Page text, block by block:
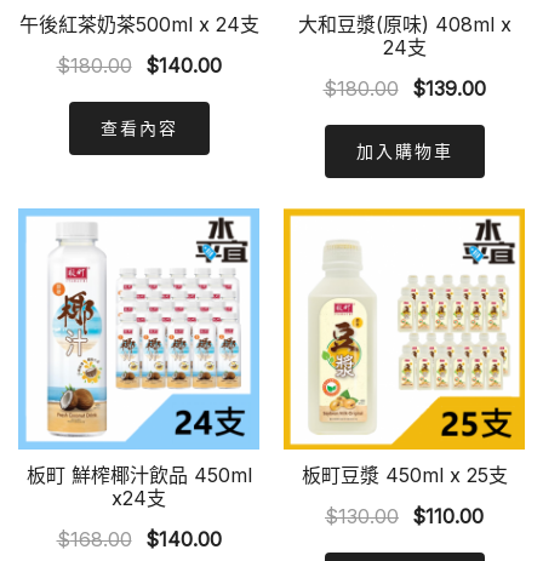
午後紅茶奶茶500ml x 24支
$180.00
Original
was:
$180.00.
$140.00Current
查看內容
大和豆漿(原味) 408ml x
24支
$180.00
Original
was:
$180.00.
$139.00
加入購物車
板町 鮮榨椰汁飲品 450ml
x24支
$168.00
Original
$140.00Current
板町豆漿 450ml x 25支
$130.00 Original
$110.00